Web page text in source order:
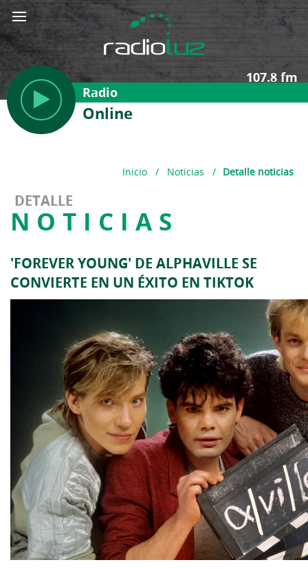
Radio
107.8 fm
Online
DETALLE
NOTICIAS
Inicio / Noticias / Detalle noticias
'FOREVER YOUNG' DE ALPHAVILLE SE
CONVIERTE EN UN ÉXITO EN TIKTOK